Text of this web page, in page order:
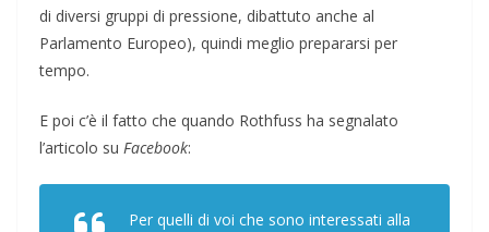
di diversi gruppi di pressione, dibattuto anche al
Parlamento Europeo), quindi meglio prepararsi per
tempo.
E poi c’è il fatto che quando Rothfuss ha segnalato
l’articolo su Facebook:
Per quelli di voi che sono interessati alla